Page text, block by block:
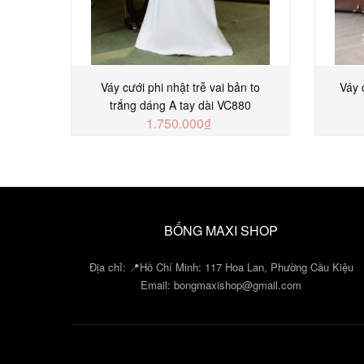
Váy cưới phi nhật trễ vai bản to
trắng dáng A tay dài VC880
1.750.000₫
Váy
BỐNG MAXI SHOP
Địa chỉ: 📍Hồ Chí Minh: 117 Hoa Lan, Phường Cầu Kiệu
Email: bongmaxishop@gmail.com